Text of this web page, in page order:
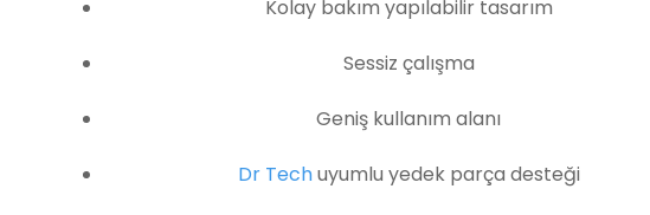
Kolay bakım yapılabilir tasarım
Sessiz çalışma
Geniş kullanım alanı
Dr Techuyumlu yedek parça desteği